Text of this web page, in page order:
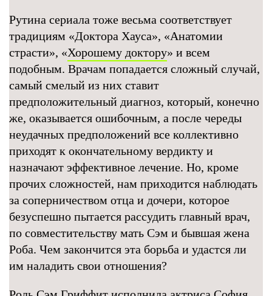
Рутина сериала тоже весьма соответствует
традициям «Доктора Хауса», «Анатомии
страсти», «Хорошему доктору» и всем
подобным. Врачам попадается сложный случай,
самый смелый из них ставит
предположительный диагноз, который, конечно
же, оказывается ошибочным, а после череды
неудачных предположений все коллективно
приходят к окончательному вердикту и
назначают эффективное лечение. Но, кроме
прочих сложностей, нам приходится наблюдать
за соперничеством отца и дочери, которое
безуспешно пытается рассудить главный врач,
по совместительству мать Сэм и бывшая жена
Роба. Чем закончится эта борьба и удастся ли
им наладить свои отношения?